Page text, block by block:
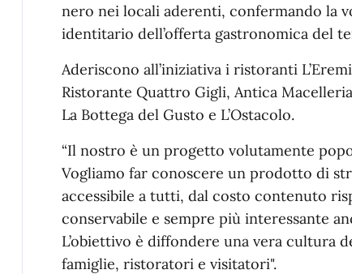
nero nei locali aderenti, confermando la
identitario dell’offerta gastronomica del
Aderiscono all’iniziativa i ristoranti
Ristorante Quattro Gigli, Antica
La Bottega del Gusto e L’Ostacolo.
“Il nostro è un progetto volutamente
Vogliamo far conoscere un prodotto di
accessibile a tutti, dal costo contenuto
conservabile e sempre più interessante
L’obiettivo è diffondere una vera cultura
famiglie, ristoratori e visitatori".